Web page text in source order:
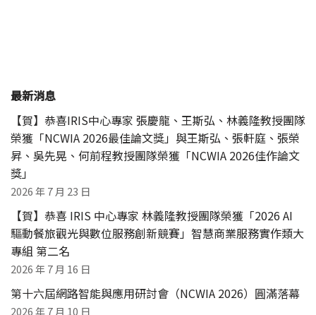
最新消息
【賀】恭喜IRIS中心專家 張慶龍、王斯弘、林義隆教授團隊
榮獲「NCWIA 2026最佳論文獎」與王斯弘、張軒庭、張榮
昇、吳先晃、何前程教授團隊榮獲「NCWIA 2026佳作論文
獎」
2026 年 7 月 23 日
【賀】恭喜 IRIS 中心專家 林義隆教授團隊榮獲「2026 AI
驅動餐旅觀光與數位服務創新競賽」智慧商業服務實作類大
專組 第二名
2026 年 7 月 16 日
第十六屆網路智能與應用研討會（NCWIA 2026）圓滿落幕
2026 年 7 月 10 日